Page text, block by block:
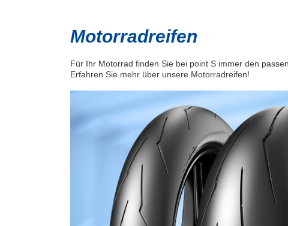
Motorradreifen
Für Ihr Motorrad finden Sie bei point S immer den
Erfahren Sie mehr über unsere Motorradreifen!